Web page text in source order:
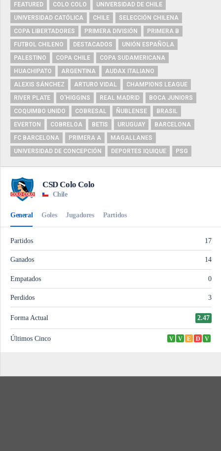
FEATURED COLO COLO
UNIVERSIDAD DE CHILE
UNIVERSIDAD CATÓLICA
CHILE
SELECCIÓN CHILENA
COPA LIBERTADORES
PRIMERA DIVISIÓN
PRIMERA B
FUTBOL CHILENO
DESTACADOS
UNIÓN ESPAÑOLA
PALESTINO
COPA CHILE
COPA SUDAMERICANA
HUACHIPATO
ARGENTINA
AUDAX ITALIANO
ALEXIS SÁNCHEZ
ARTURO VIDAL
CHAMPIONS LEAGUE
RIVER PLATE
O'HIGGINS REAL MADRID
BOCA JUNIORS
COQUIMBO UNIDO
COBRESAL ÑUBLENSE
BRASIL
EVERTON
COBRELOA BETIS URUGUAY
BARCELONA
FC BARCELONA
PRIMERA A
MAGALLANES
UNIVERSIDAD DE CONCEPCIÓN
DEPORTES IQUIQUE PSG